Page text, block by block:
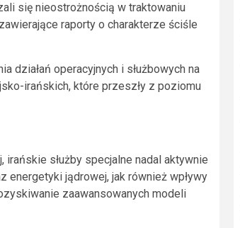
się nieostrożnością w traktowaniu
raporty o charakterze ściśle
działań operacyjnych i służbowych na
irańskich, które przeszły z poziomu
służby specjalne nadal aktywnie
energetyki jądrowej, jak również wpływy
zaawansowanych modeli